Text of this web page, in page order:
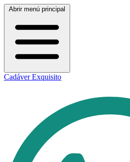
Abrir menú principal
Cadáver Exquisito